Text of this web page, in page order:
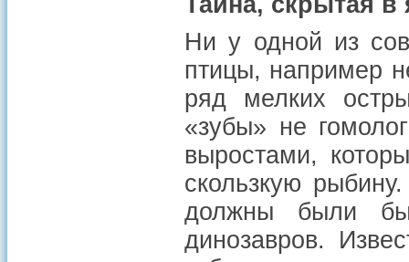
Ни у одной из
птицы, например
ряд мелких
«зубы» не
выростами,
скользкую
должны были
динозавров.